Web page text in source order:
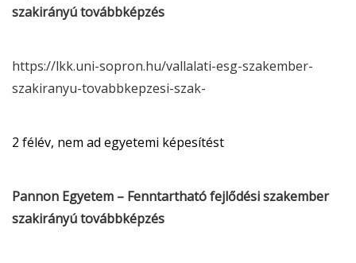
szakirányú továbbképzés
https://lkk.uni-sopron.hu/vallalati-esg-szakember-
szakiranyu-tovabbkepzesi-szak-
2 félév, nem ad egyetemi képesítést
Pannon Egyetem – Fenntartható fejlődési szakember
szakirányú továbbképzés